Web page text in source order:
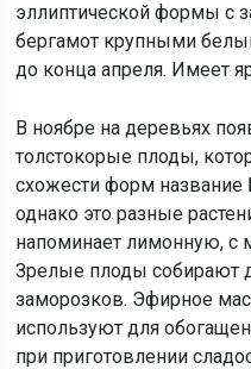
эллиптической формы с
бергамот крупными
до конца апреля. Имеет
В ноябре на деревьях
толстокорые плоды,
схожести форм название
однако это разные
напоминает лимонную, с
Зрелые плоды собирают
заморозков. Эфирное
используют для
при приготовлении